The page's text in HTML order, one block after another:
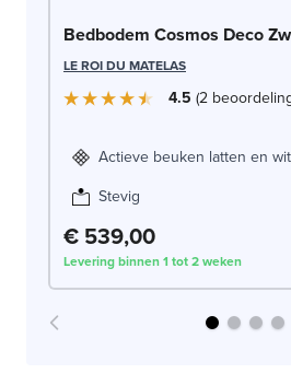
Bedbodem Cosmos Deco
LE ROI DU MATELAS
4.5 2
Actieve beuken latten en
Stevig
€ 539,00
Levering binnen 1 tot 2 weken